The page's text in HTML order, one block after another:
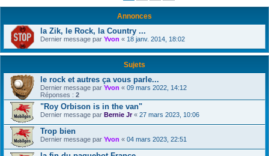
Annonces
la Zik, le Rock, la Country ...
Dernier message par Yvon « 18 janv. 2014, 18:02
Sujets
le rock et autres ça vous parle...
Dernier message par Yvon « 09 mars 2022, 14:12
Réponses : 2
"Roy Orbison is in the van"
Dernier message par Bernie Jr« 27 mars 2023, 10:06
Trop bien
Dernier message par Yvon « 04 mars 2023, 22:51